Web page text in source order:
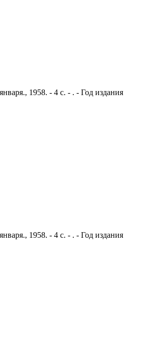
1958. - 4 с. - . - Год издания
1958. - 4 с. - . - Год издания